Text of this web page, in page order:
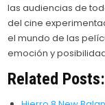
las audiencias de
del cine
el mundo de las
emoción y
Related Posts: